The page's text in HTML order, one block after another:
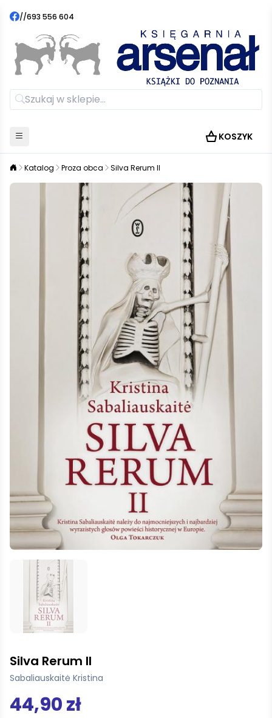
//693 556 604
KOSZYK
Katalog Proza obca Silva Rerum II
Silva Rerum II
Sabaliauskaitė Kristina
44,90 zł